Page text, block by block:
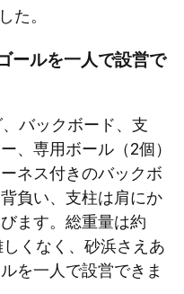
た。
ールを一人で設営で
、バックボード、支
、専用ボール（2個）
ネス付きのバックボ
負い、支柱は肩にか
ます。総重量は約
くなく、砂浜さえあ
を一人で設営できま